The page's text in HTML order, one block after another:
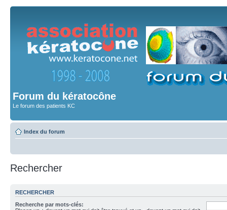
Forum du kératocône
Le forum des patients KC
Index du forum
Rechercher
RECHERCHER
Recherche par mots-clés: